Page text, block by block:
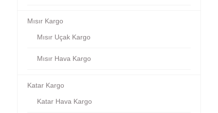
Mısır Kargo
Mısır Uçak Kargo
Mısır Hava Kargo
Katar Kargo
Katar Hava Kargo